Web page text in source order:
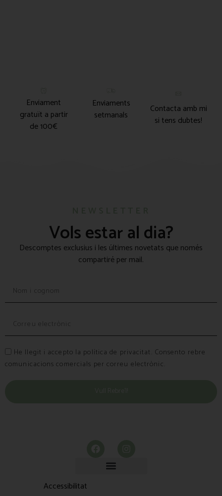
Enviament
gratuït a partir
de 100€
Enviaments
setmanals
Contacta amb mi
si tens dubtes!
Vols estar al dia?
Descomptes exclusius i les últimes novetats que només
compartiré per mail.
He llegit i accepto la política de privacitat. Consento rebre
comunicacions comercials per correu electrònic.
Accessibilitat